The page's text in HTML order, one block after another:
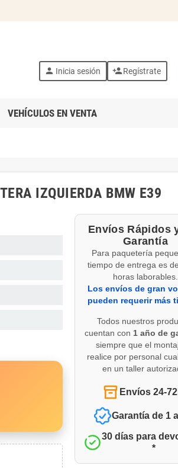
person Inicia sesión person_addRegístrate
VEHÍCULOS EN VENTA
IZQUIERDA BMW E39
Envíos Rápidos
Garantía
Para paquetería
tiempo de entrega es
horas laborables.
Los envíos de gran
pueden requerir más
Todos nuestros
cuentan con 1 año de
siempre que el
realice por personal
en un taller
Envíos 24-
Garantía de 1
30 días para
*